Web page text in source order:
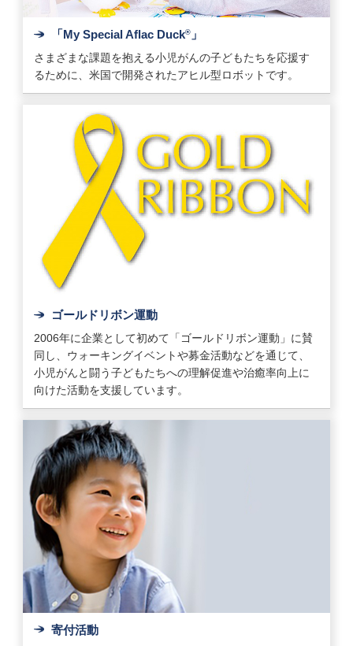
「My Special Aflac Duck® 」
さまざまな課題を抱える小児がんの子どもたちを応援す
るために、米国で開発されたアヒル型ロボットです。
ゴールドリボン運動
2006年に企業として初めて「ゴールドリボン運動」に賛
同し、ウォーキングイベントや募金活動などを通じて、
小児がんと闘う子どもたちへの理解促進や治癒率向上に
向けた活動を支援しています。
寄付活動